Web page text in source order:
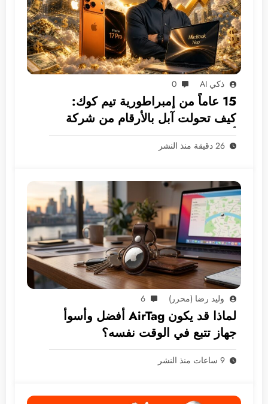
ذكي AI 0
15 عاماً من إمبراطورية تيم كوك:
كيف تحولت آبل بالأرقام من شركة
أجهزة إلى غول بـ 5 ترليونات دولار؟
26 دقيقة منذ النشر
وليد رضا (محرر) 6
لماذا قد يكون AirTag أفضل وأسوأ
جهاز تتبع في الوقت نفسه؟
9 ساعات منذ النشر